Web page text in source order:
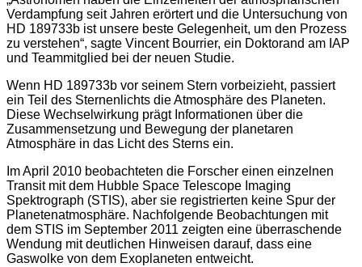
Verdampfung seit Jahren erörtert und die Untersuchung von
HD 189733b ist unsere beste Gelegenheit, um den Prozess
zu verstehen“, sagte Vincent Bourrier, ein Doktorand am IAP
und Teammitglied bei der neuen Studie.
Wenn HD 189733b vor seinem Stern vorbeizieht, passiert
ein Teil des Sternenlichts die Atmosphäre des Planeten.
Diese Wechselwirkung prägt Informationen über die
Zusammensetzung und Bewegung der planetaren
Atmosphäre in das Licht des Sterns ein.
Im April 2010 beobachteten die Forscher einen einzelnen
Transit mit dem Hubble Space Telescope Imaging
Spektrograph (STIS), aber sie registrierten keine Spur der
Planetenatmosphäre. Nachfolgende Beobachtungen mit
dem STIS im September 2011 zeigten eine überraschende
Wendung mit deutlichen Hinweisen darauf, dass eine
Gaswolke von dem Exoplaneten entweicht.